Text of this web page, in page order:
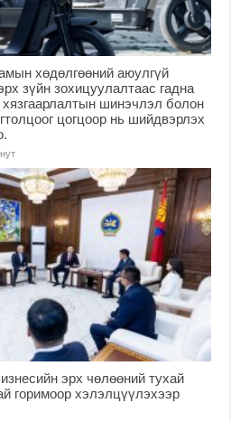
хөдөлгөөний аюулгүй
зүйн зохицуулалтаас гадна
шинэчлэл болон
цогцоор нь шийдвэрлэх
эрх чөлөөний тухай
горимоор хэлэлцүүлэхээр